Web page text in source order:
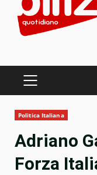
PRIMARY
Politica Italiana
Adriano
Forza